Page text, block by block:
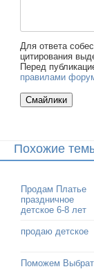
Для ответа
цитирования
Перед
правилами
Похожие
Продам Платье
праздничное
детское 6-8 лет
продаю детское
Поможем